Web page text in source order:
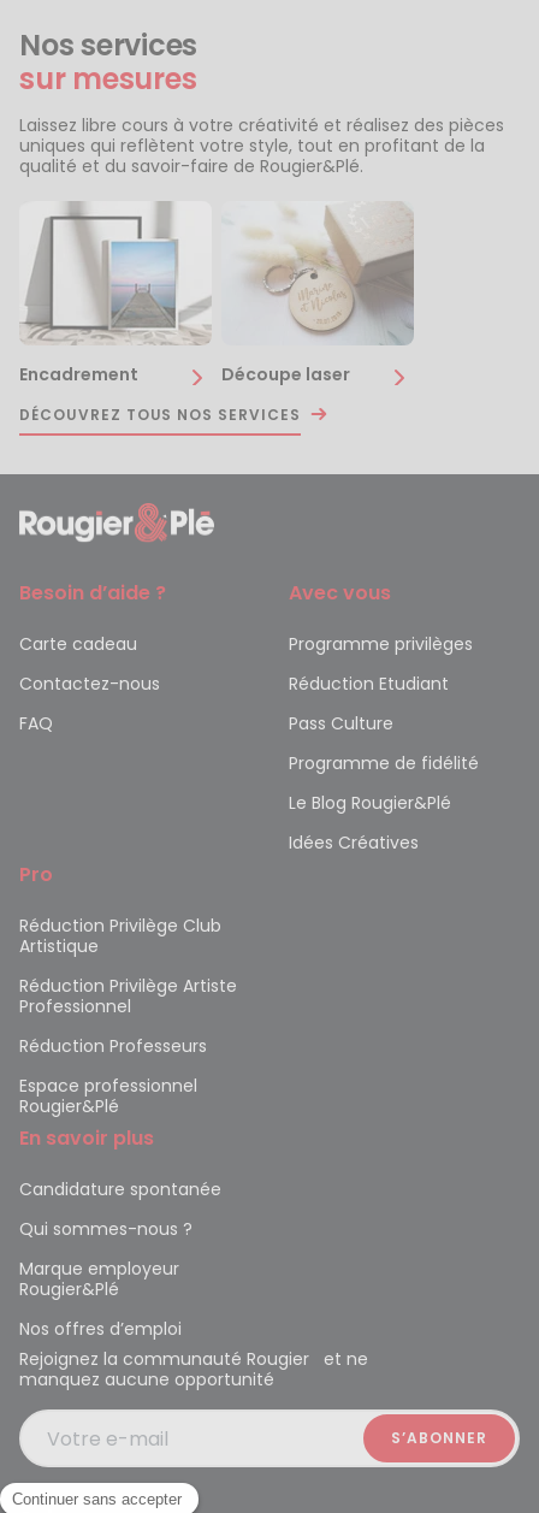
Nos services
sur mesures
Laissez libre cours à votre créativité et réalisez des pièces
uniques qui reflètent votre style, tout en profitant de la
qualité et du savoir-faire de Rougier&Plé.
Encadrement Découpe laser
DÉCOUVREZ TOUS NOS SERVICES
Besoin d’aide ?
Carte cadeau
Contactez-nous
FAQ
Avec vous
Programme privilèges
Réduction Etudiant
Pass Culture
Programme de fidélité
Le Blog Rougier&Plé
Idées Créatives
Pro
Réduction Privilège Club
Artistique
Réduction Privilège Artiste
Professionnel
Réduction Professeurs
Espace professionnel
Rougier&Plé
En savoir plus
Candidature spontanée
Qui sommes-nous ?
Marque employeur
Rougier&Plé
Nos offres d’emploi
Rejoignez la communauté Rougier et ne
manquez aucune opportunité
Votre e-mail